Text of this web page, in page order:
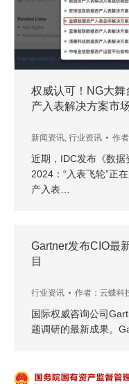
权威认可！NG大
产入表解决方案市
新闻资讯, 行业资讯 作者
近期，IDC发布《数据
2024：“入表飞轮”正
产入表…
Gartner发布CIO最
目
行业资讯 作者： 云蝶科
国际权威咨询公司
题调研的最新成果。